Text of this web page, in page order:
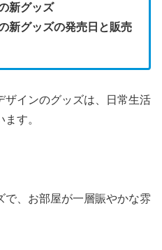
新グッズ
新グッズの発売日と販売
ザインのグッズは、日常生活
す。
、お部屋が一層賑やかな雰